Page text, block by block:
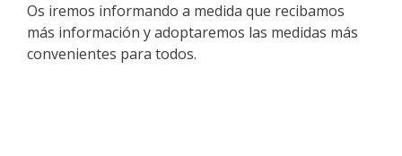
Os iremos informando a medida que recibamos
más información y adoptaremos las medidas más
convenientes para todos.